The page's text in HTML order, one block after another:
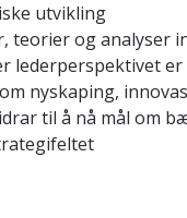
utvikling
teorier og analyser
lederperspektivet
nyskaping,
til å nå mål om